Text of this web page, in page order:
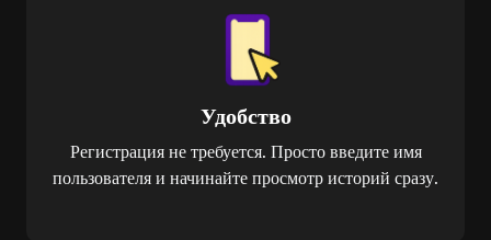
Удобство
Регистрация не требуется. Просто введите имя
пользователя и начинайте просмотр историй сразу.